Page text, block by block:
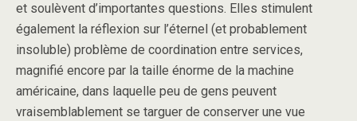
et soulèvent d’importantes questions. Elles stimulent
également la réflexion sur l’éternel (et probablement
insoluble) problème de coordination entre services,
magnifié encore par la taille énorme de la machine
américaine, dans laquelle peu de gens peuvent
vraisemblablement se targuer de conserver une vue